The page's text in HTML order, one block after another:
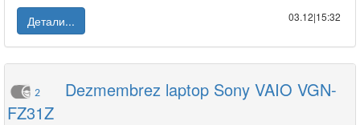
Детали...
03.12|15:32
2
Dezmembrez laptop Sony VAIO VGN-
FZ31Z